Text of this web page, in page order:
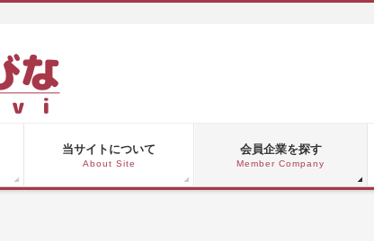
当サイトについて
About Site
会員企業を探す
Member Company